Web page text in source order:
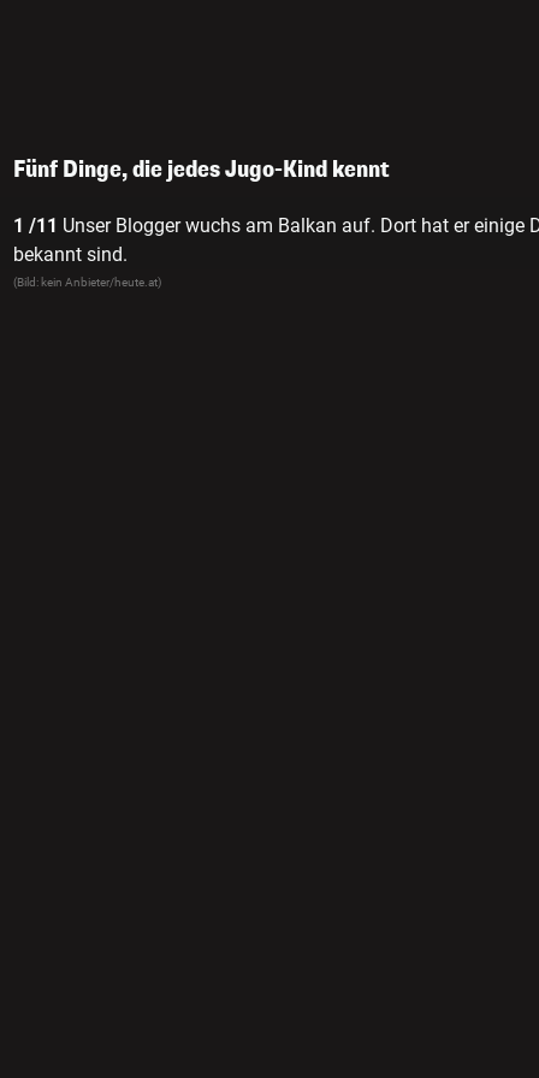
Fünf Dinge, die jedes Jugo-Kind kennt
1 /11 Unser Blogger wuchs am Balkan auf. Dort hat er einige
bekannt sind.
(Bild: kein Anbieter/heute.at)